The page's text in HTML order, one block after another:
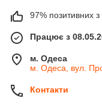
97% позитивних з
Працює з
м. Одеса
м. Одеса, вул.
Контакти